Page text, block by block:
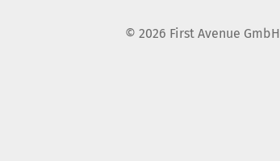
© 2026 First Avenue GmbH